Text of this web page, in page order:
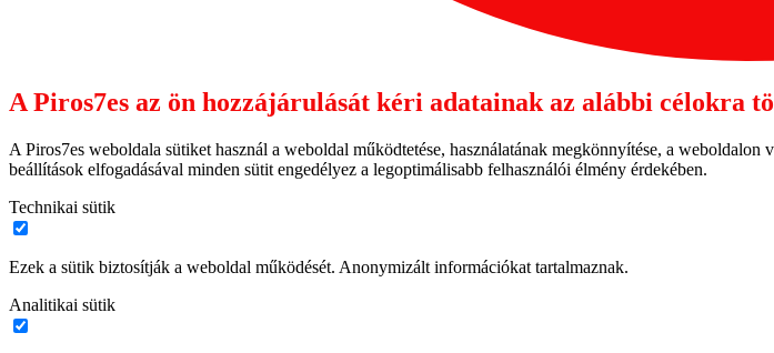
A Piros7es az ön hozzájárulását kéri adatainak az alábbi célokra
A Piros7es weboldala sütiket használ a weboldal működtetése, használatának megkönnyítése, a
beállítások elfogadásával minden sütit engedélyez a legoptimálisabb felhasználói élmény érdekében.
Technikai sütik
Ezek a sütik biztosítják a weboldal működését. Anonymizált információkat tartalmaznak.
Analitikai sütik